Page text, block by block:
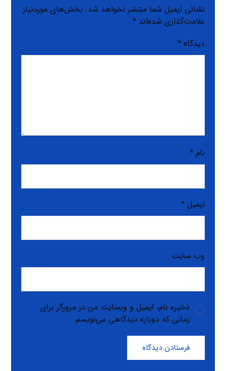
نشانی ایمیل شما منتشر نخواهد شد. بخش‌های موردنیاز
علامت‌گذاری شده‌اند*
دیدگاه*
نام*
ایمیل*
وب‌ سایت
ذخیره نام، ایمیل و وبسایت من در مرورگر برای
زمانی که دوباره دیدگاهی می‌نویسم.
فرستادن دیدگاه